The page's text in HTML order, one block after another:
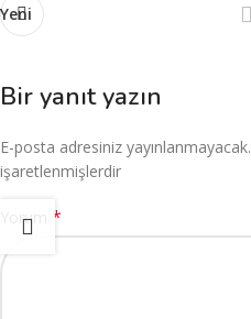
Yeni
Bir yanıt yazın
E-posta adresiniz yayınlanmayacak.
işaretlenmişlerdir
Yorum *